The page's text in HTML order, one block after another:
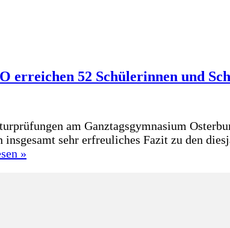
erreichen 52 Schülerinnen und
am Ganztagsgymnasium
sehr erfreuliches Fazit zu den
»